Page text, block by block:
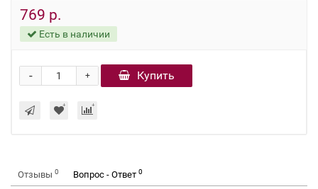
769 р.
Есть в наличии
+
- Купить
Отзывы 0 Вопрос - Ответ 0